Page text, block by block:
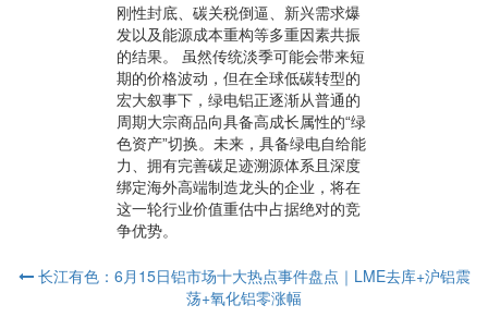
刚性封底、碳关税倒逼、新兴需求爆
发以及能源成本重构等多重因素共振
的结果。 虽然传统淡季可能会带来短
期的价格波动，但在全球低碳转型的
宏大叙事下，绿电铝正逐渐从普通的
周期大宗商品向具备高成长属性的“绿
色资产”切换。未来，具备绿电自给能
力、拥有完善碳足迹溯源体系且深度
绑定海外高端制造龙头的企业，将在
这一轮行业价值重估中占据绝对的竞
争优势。
长江有色：6月15日铝市场十大热点事件盘点｜LME去库+沪铝震
荡+氧化铝零涨幅